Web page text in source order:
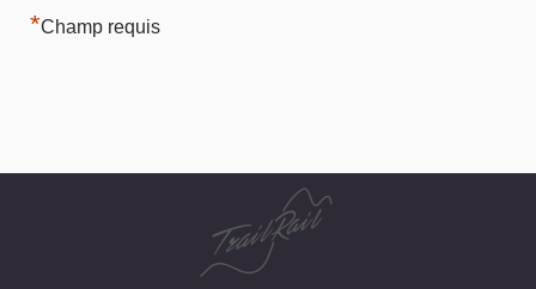
*Champ requis